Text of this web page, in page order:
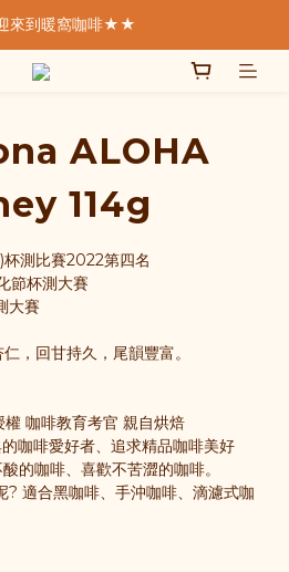
到暖窩咖啡★★
到暖窩咖啡★★
力於製作好的咖啡
ALOHA
114g
測比賽2022第四名
節杯測大賽
大賽
，回甘持久，尾韻豐富。
咖啡教育考官 親自烘焙
咖啡愛好者、追求精品咖啡美好
的咖啡、喜歡不苦澀的咖啡。
適合黑咖啡、手沖咖啡、滴濾式咖